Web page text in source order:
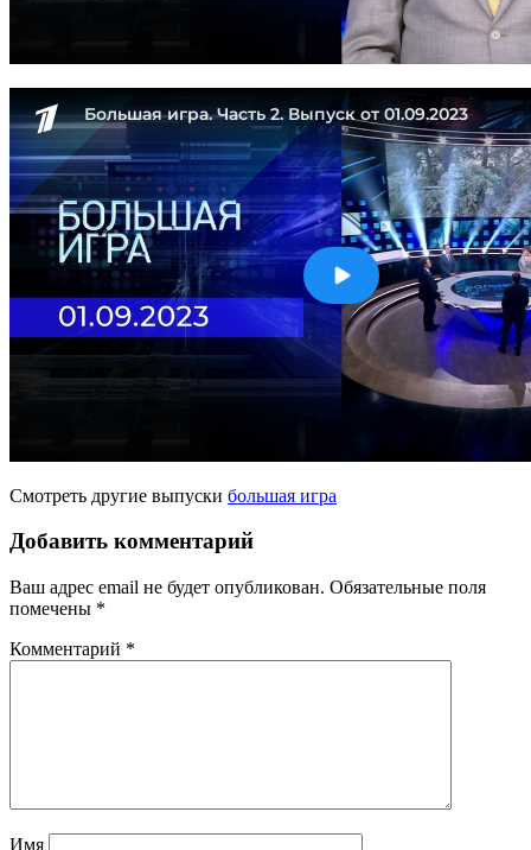
Смотреть другие выпуски большая игра
Добавить комментарий
Ваш адрес email не будет опубликован. Обязательные поля
помечены *
Комментарий *
Имя